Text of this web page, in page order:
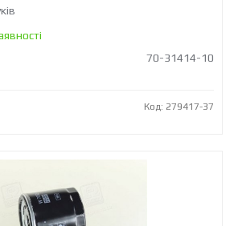
70-31414-10
Код: 279417-37